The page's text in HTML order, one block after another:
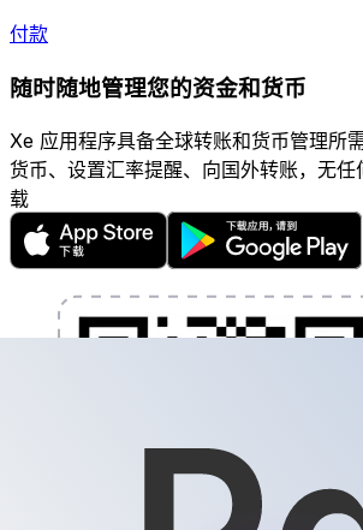
付款
随时随地管理您的资金和货币
Xe 应用程序具备全球转账和货币管理所
货币、设置汇率提醒、向国外转账，无
载